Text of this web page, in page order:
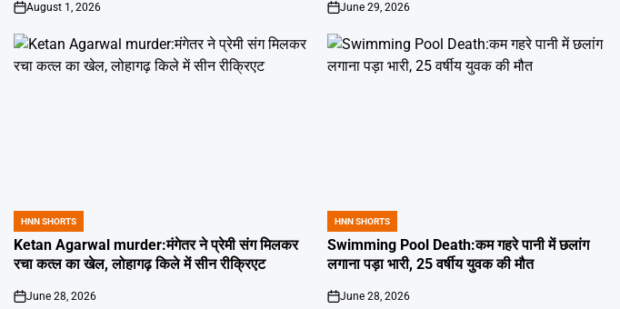
on
August 1, 2026
on
June 29, 2026
POSTED
IN
HNN SHORTS
Ketan Agarwal murder:मंगेतर ने प्रेमी संग मिलकर
रचा कत्ल का खेल, लोहागढ़ किले में सीन रीक्रिएट
on
June 28, 2026
POSTED
IN
HNN SHORTS
Swimming Pool Death:कम गहरे पानी में छलांग
लगाना पड़ा भारी, 25 वर्षीय युवक की मौत
on
June 28, 2026